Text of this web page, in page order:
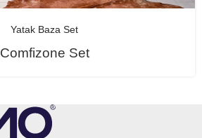
Yatak Baza Set
Comfizone Set